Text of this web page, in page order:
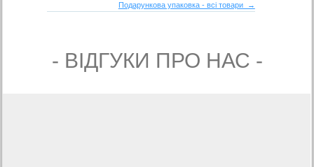
Подарункова упаковка - всі товари →
- ВIДГУКИ ПРО НАС -